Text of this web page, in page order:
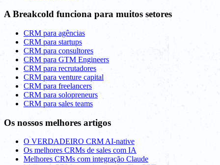
A Breakcold funciona para muitos setores
CRM para agências
CRM para startups
CRM para consultores
CRM para GTM Engineers
CRM para recrutadores
CRM para venture capital
CRM para freelancers
CRM para solopreneurs
CRM para sales teams
Os nossos melhores artigos
O VERDADEIRO CRM AI-native
Os melhores CRMs de sales com IA
Melhores CRMs com integração Claude